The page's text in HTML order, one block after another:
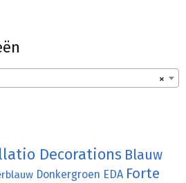
×
Decorations Blauw
Donkergroen EDA Forte